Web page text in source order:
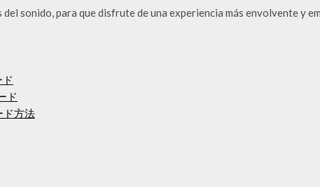
sonido, para que disfrute de una experiencia más envolvente y
ド
ド方法